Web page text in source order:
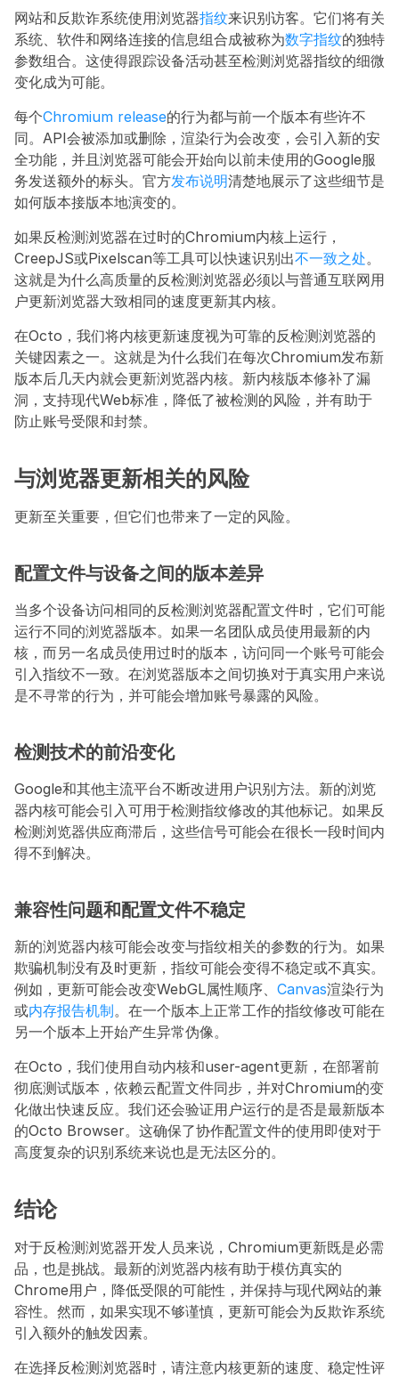
网站和反欺诈系统使用浏览器指纹来识别访客。它们将有关
系统、软件和网络连接的信息组合成被称为数字指纹的独特
参数组合。这使得跟踪设备活动甚至检测浏览器指纹的细微
变化成为可能。
每个Chromium release的行为都与前一个版本有些许不
同。API会被添加或删除，渲染行为会改变，会引入新的安
全功能，并且浏览器可能会开始向以前未使用的Google服
务发送额外的标头。官方发布说明清楚地展示了这些细节是
如何版本接版本地演变的。
如果反检测浏览器在过时的Chromium内核上运行，
CreepJS或Pixelscan等工具可以快速识别出不一致之处。
这就是为什么高质量的反检测浏览器必须以与普通互联网用
户更新浏览器大致相同的速度更新其内核。
在Octo，我们将内核更新速度视为可靠的反检测浏览器的
关键因素之一。这就是为什么我们在每次Chromium发布新
版本后几天内就会更新浏览器内核。新内核版本修补了漏
洞，支持现代Web标准，降低了被检测的风险，并有助于
防止账号受限和封禁。
与浏览器更新相关的风险
更新至关重要，但它们也带来了一定的风险。
配置文件与设备之间的版本差异
当多个设备访问相同的反检测浏览器配置文件时，它们可能
运行不同的浏览器版本。如果一名团队成员使用最新的内
核，而另一名成员使用过时的版本，访问同一个账号可能会
引入指纹不一致。在浏览器版本之间切换对于真实用户来说
是不寻常的行为，并可能会增加账号暴露的风险。
检测技术的前沿变化
Google和其他主流平台不断改进用户识别方法。新的浏览
器内核可能会引入可用于检测指纹修改的其他标记。如果反
检测浏览器供应商滞后，这些信号可能会在很长一段时间内
得不到解决。
兼容性问题和配置文件不稳定
新的浏览器内核可能会改变与指纹相关的参数的行为。如果
欺骗机制没有及时更新，指纹可能会变得不稳定或不真实。
例如，更新可能会改变WebGL属性顺序、 Canvas渲染行为
或内存报告机制。在一个版本上正常工作的指纹修改可能在
另一个版本上开始产生异常伪像。
在Octo，我们使用自动内核和user-agent更新，在部署前
彻底测试版本，依赖云配置文件同步，并对Chromium的变
化做出快速反应。我们还会验证用户运行的是否是最新版本
的Octo Browser。这确保了协作配置文件的使用即使对于
高度复杂的识别系统来说也是无法区分的。
结论
对于反检测浏览器开发人员来说，Chromium更新既是必需
品，也是挑战。最新的浏览器内核有助于模仿真实的
Chrome用户，降低受限的可能性，并保持与现代网站的兼
容性。然而，如果实现不够谨慎，更新可能会为反欺诈系统
引入额外的触发因素。
在选择反检测浏览器时，请注意内核更新的速度、稳定性评